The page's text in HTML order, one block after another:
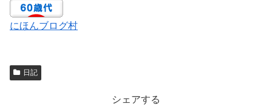
にほんブログ村
日記
シェアする